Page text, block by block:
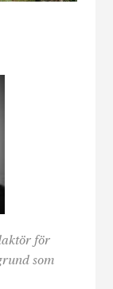
för
som